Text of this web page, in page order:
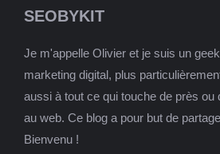
SEOBYKIT
Je m'appelle Olivier et je suis un
marketing digital, plus
aussi à tout ce qui touche de près ou
au web. Ce blog a pour but de
Bienvenu !